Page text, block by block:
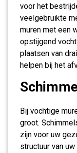
voor het
veelgebruikte
muren met een
opstijgend
plaatsen van
helpen bij het
Bij vochtige
groot.
zijn voor uw
structuur van